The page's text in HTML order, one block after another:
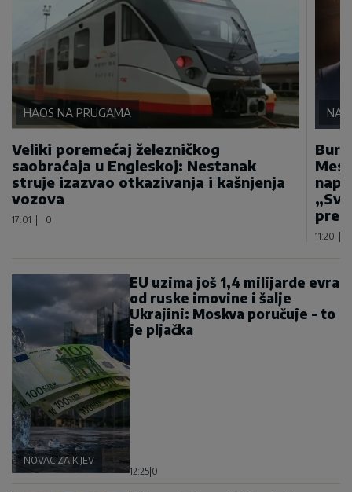
HAOS NA PRUGAMA
Veliki poremećaj železničkog
saobraćaja u Engleskoj: Nestanak
struje izazvao otkazivanja i kašnjenja
vozova
17:01 0
NA
11:20
NOVAC ZA KIJEV
EU uzima još 1,4 milijarde evra
od ruske imovine i šalje
Ukrajini: Moskva poručuje - to
je pljačka
12:25 0